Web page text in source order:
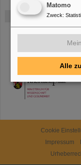
Gefördert von
Cookie
Impressum
Matomo
Zweck:
Alle